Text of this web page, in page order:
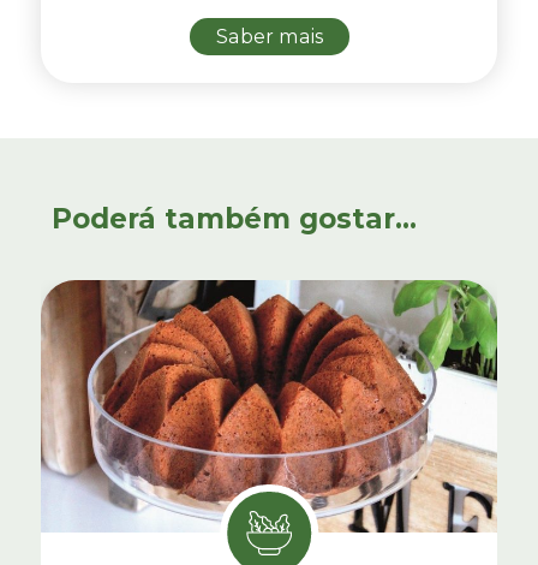
Saber mais
Poderá também gostar...